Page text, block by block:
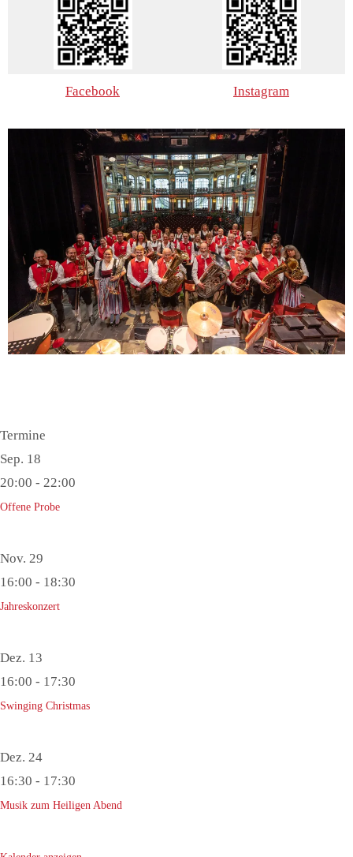
Facebook Instagram
Termine
Sep. 18
20:00 - 22:00
Offene Probe
Nov. 29
16:00 - 18:30
Jahreskonzert
Dez. 13
16:00 - 17:30
Swinging Christmas
Dez. 24
16:30 - 17:30
Musik zum Heiligen Abend